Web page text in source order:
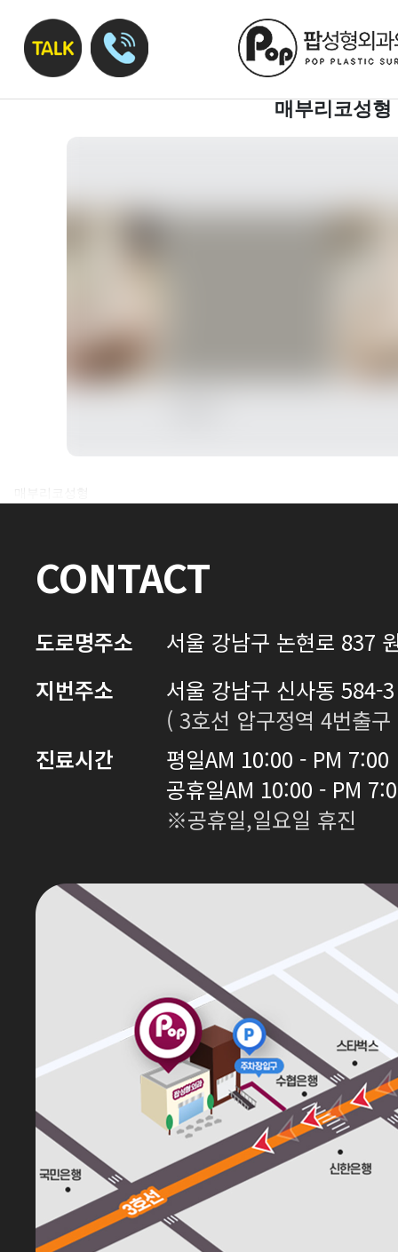
매부리코성형
CONTACT
도로명주소
서울 강남구 논현로 837
지번주소
서울 강남구 신사동 584-
( 3호선 압구정역 4번출
진료시간
평일AM 10:00 - PM 7:00
공휴일AM 10:00 - PM
※공휴일,일요일 휴진